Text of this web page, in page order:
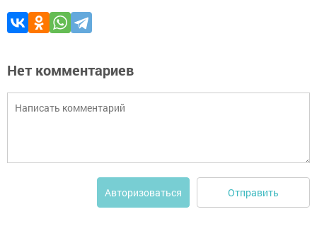
Нет комментариев
Авторизоваться Отправить